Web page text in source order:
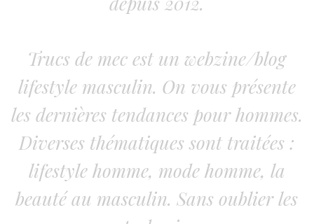
Trucs de mec est un webzine/blog
lifestyle masculin. On vous présente
les dernières tendances pour hommes.
Diverses thématiques sont traitées :
lifestyle homme, mode homme, la
beauté au masculin. Sans oublier les